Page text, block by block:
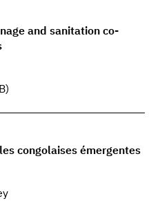
and sanitation co-
congolaises émergentes